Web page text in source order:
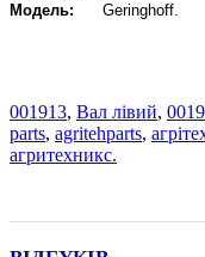
Модель: Geringhoff.
001913, Вал лівий,
parts, agritehparts,
агритехникс.